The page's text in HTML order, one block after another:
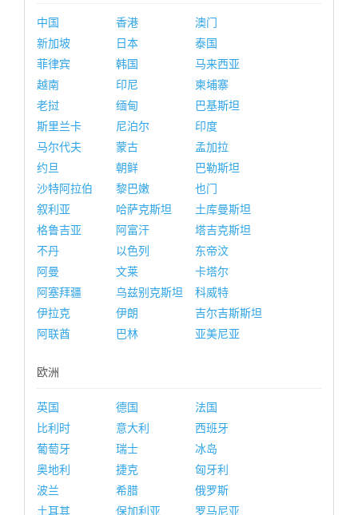
中国 香港
澳门
新加坡
日本
泰国
菲律宾
韩国
马来西亚
越南
印尼
柬埔寨
老挝
缅甸
巴基斯坦
斯里兰卡
尼泊尔
印度
马尔代夫
蒙古
孟加拉
约旦
朝鲜
巴勒斯坦
沙特阿拉伯
黎巴嫩
也门
叙利亚
哈萨克斯坦
土库曼斯坦
格鲁吉亚
阿富汗
塔吉克斯坦
不丹
以色列
东帝汶
阿曼
文莱
卡塔尔
阿塞拜疆
乌兹别克斯坦
科威特
伊拉克
伊朗
吉尔吉斯斯坦
阿联酋
巴林 亚美尼亚
欧洲
英国 德国
法国
比利时
意大利
西班牙
葡萄牙
瑞士
冰岛
奥地利
捷克
匈牙利
波兰
希腊
俄罗斯
土耳其
保加利亚
罗马尼亚